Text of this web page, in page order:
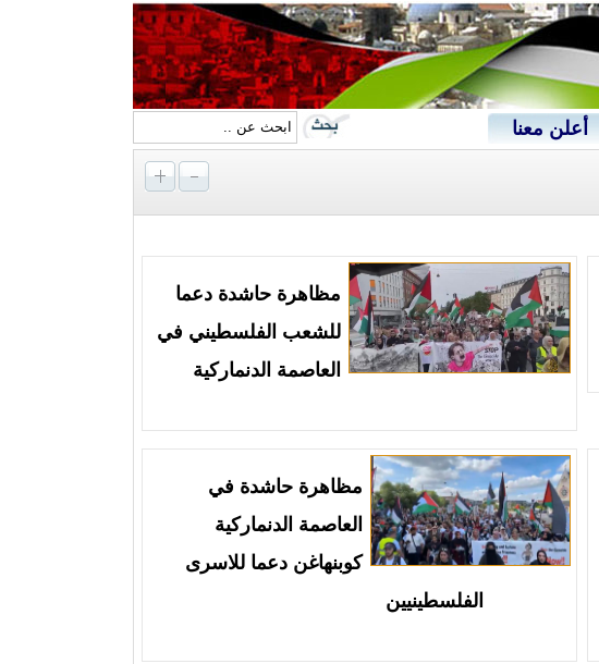
أعلن معنا
مظاهرة حاشدة دعما
للشعب الفلسطيني في
العاصمة الدنماركية
مظاهرة حاشدة في
العاصمة الدنماركية
كوبنهاغن دعما للاسرى
الفلسطينيين